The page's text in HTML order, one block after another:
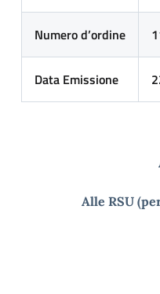
Numero d’ordine
Data Emissione
Alle RSU